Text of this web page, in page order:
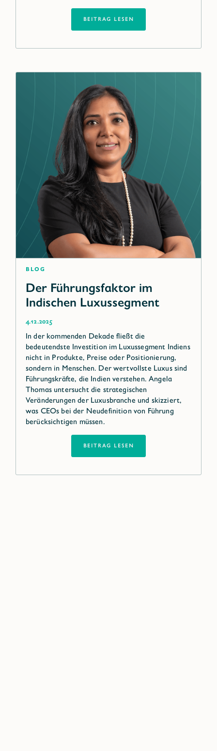
BEITRAG LESEN
Blog
Der Führungsfaktor im
Indischen Luxussegment
4.12.2025
In der kommenden Dekade fließt die
bedeutendste Investition im Luxussegment Indiens
nicht in Produkte, Preise oder Positionierung,
sondern in Menschen. Der wertvollste Luxus sind
Führungskräfte, die Indien verstehen. Angela
Thomas untersucht die strategischen
Veränderungen der Luxusbranche und skizziert,
was CEOs bei der Neudefinition von Führung
berücksichtigen müssen.
BEITRAG LESEN